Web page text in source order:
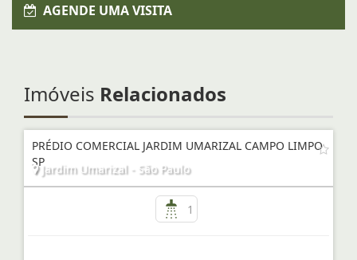
AGENDE UMA VISITA
Imóveis Relacionados
PRÉDIO COMERCIAL JARDIM UMARIZAL CAMPO LIMPO
SPJardim Umarizal - São Paulo
1